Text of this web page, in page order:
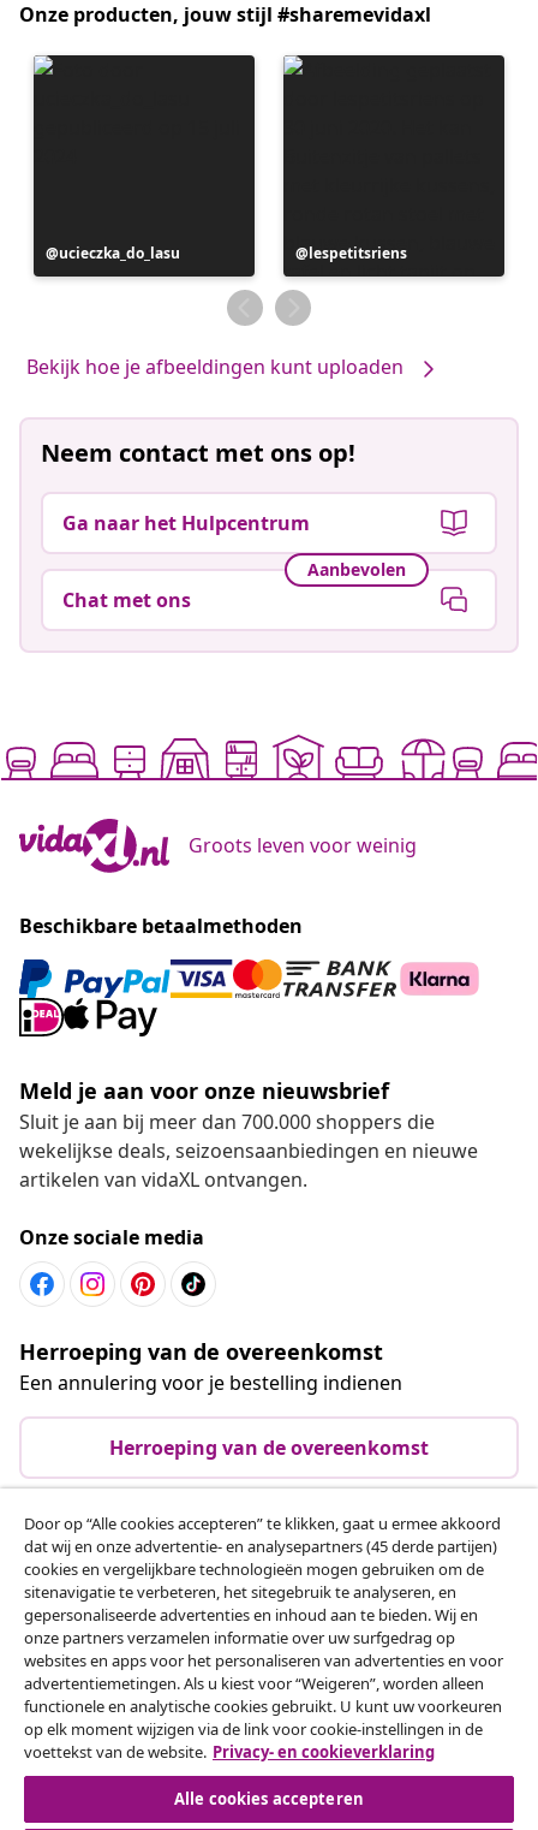
Onze producten, jouw stijl #sharemevidaxl
Bericht
gepubliceerd
ucieczka_do_lasu
Bericht
gepubliceerd
door
lespetitsriens
Bekijk hoe je afbeeldingen kunt uploaden
Neem contact met ons op!
Ga naar het Hulpcentrum
Aanbevolen
Chat met ons
Groots leven voor weinig
Beschikbare betaalmethoden
Meld je aan voor onze nieuwsbrief
Sluit je aan bij meer dan 700.000 shoppers die
wekelijkse deals, seizoensaanbiedingen en nieuwe
artikelen van vidaXL ontvangen.
Onze sociale media
Herroeping van de overeenkomst
Een annulering voor je bestelling indienen
Herroeping van de overeenkomst
Klantenservice
Zakelijk
vidaXL
Ontdek meer
Door op “Alle cookies accepteren” te klikken, gaat u ermee akkoord
dat wij en onze advertentie- en analysepartners (45 derde partijen)
cookies en vergelijkbare technologieën mogen gebruiken om de
sitenavigatie te verbeteren, het sitegebruik te analyseren, en
gepersonaliseerde advertenties en inhoud aan te bieden. Wij en
onze partners verzamelen informatie over uw surfgedrag op
websites en apps voor het personaliseren van advertenties en voor
advertentiemetingen. Als u kiest voor “Weigeren”, worden alleen
functionele en analytische cookies gebruikt. U kunt uw voorkeuren
op elk moment wijzigen via de link voor cookie-instellingen in de
voettekst van de website. Privacy- en cookieverklaring
Alle cookies accepteren